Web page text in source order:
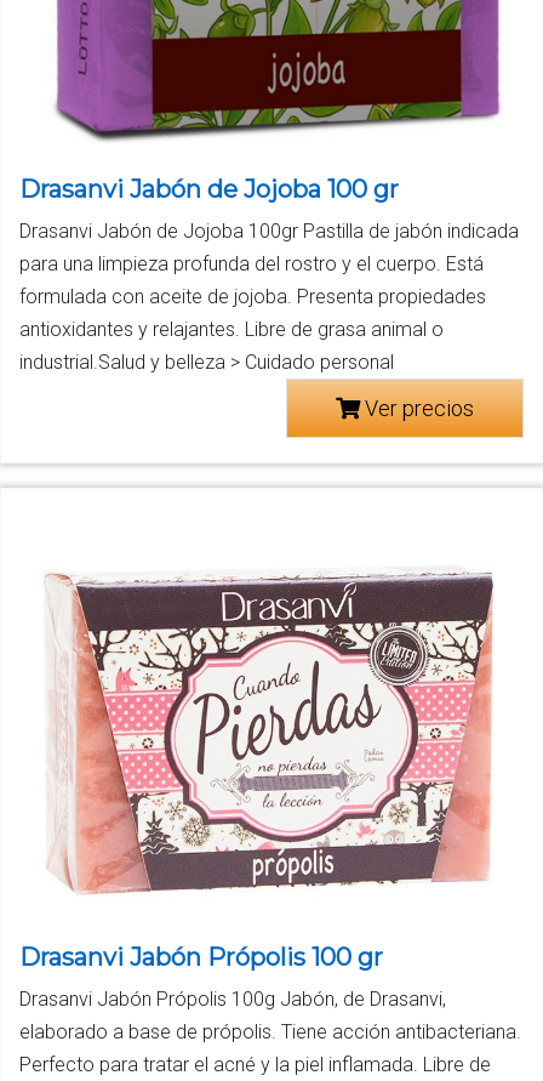
Drasanvi Jabón de Jojoba 100 gr
Drasanvi Jabón de Jojoba 100gr Pastilla de jabón indicada
para una limpieza profunda del rostro y el cuerpo. Está
formulada con aceite de jojoba. Presenta propiedades
antioxidantes y relajantes. Libre de grasa animal o
industrial.Salud y belleza > Cuidado personal
Ver precios
Drasanvi Jabón Própolis 100 gr
Drasanvi Jabón Própolis 100g Jabón, de Drasanvi,
elaborado a base de própolis. Tiene acción antibacteriana.
Perfecto para tratar el acné y la piel inflamada. Libre de